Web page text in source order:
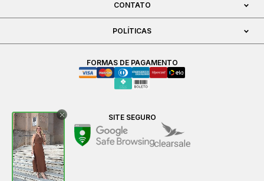
CONTATO
POLÍTICAS
FORMAS DE PAGAMENTO
SITE SEGURO